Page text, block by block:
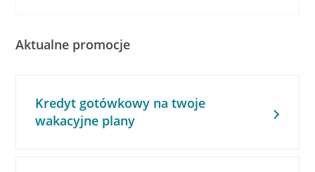
Aktualne promocje
Kredyt gotówkowy na twoje
wakacyjne plany